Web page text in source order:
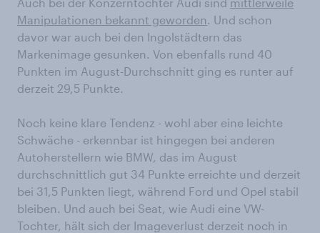
Manipulationen bekannt geworden
. Und schon
davor war auch bei den Ingolstädtern das
Markenimage gesunken. Von ebenfalls rund 40
Punkten im August-Durchschnitt ging es runter auf
derzeit 29,5 Punkte.
Noch keine klare Tendenz - wohl aber eine leichte
Schwäche - erkennbar ist hingegen bei anderen
Autoherstellern wie BMW, das im August
durchschnittlich gut 34 Punkte erreichte und derzeit
bei 31,5 Punkten liegt, während Ford und Opel stabil
bleiben. Und auch bei Seat, wie Audi eine VW-
Tochter, hält sich der Imageverlust derzeit noch in